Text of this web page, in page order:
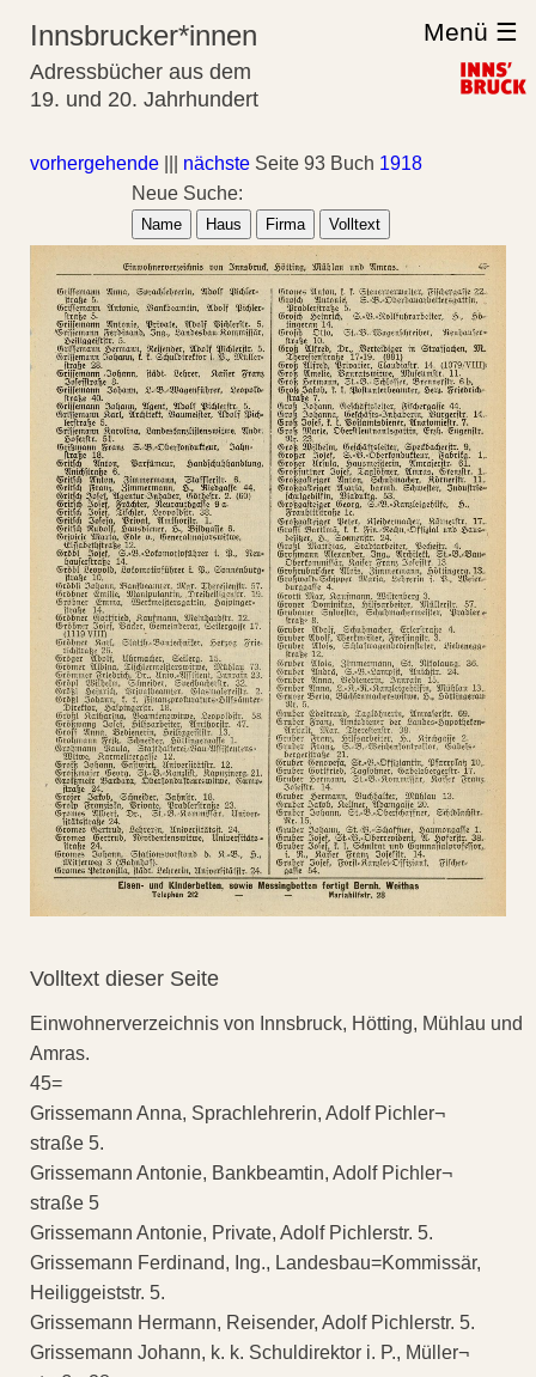
Innsbrucker*innen
Adressbücher aus dem
19. und 20. Jahrhundert
Menü ☰
vorhergehende nächste Seite 93 Buch 1918
Neue Suche:
Name Haus Firma Volltext
Volltext dieser Seite
Einwohnerverzeichnis von Innsbruck, Hötting, Mühlau und
Amras.
45=
Grissemann Anna, Sprachlehrerin, Adolf Pichler¬
straße 5.
Grissemann Antonie, Bankbeamtin, Adolf Pichler¬
straße 5
Grissemann Antonie, Private, Adolf Pichlerstr. 5.
Grissemann Ferdinand, Ing., Landesbau=Kommissär,
Heiliggeiststr. 5.
Grissemann Hermann, Reisender, Adolf Pichlerstr. 5.
Grissemann Johann, k. k. Schuldirektor i. P., Müller¬